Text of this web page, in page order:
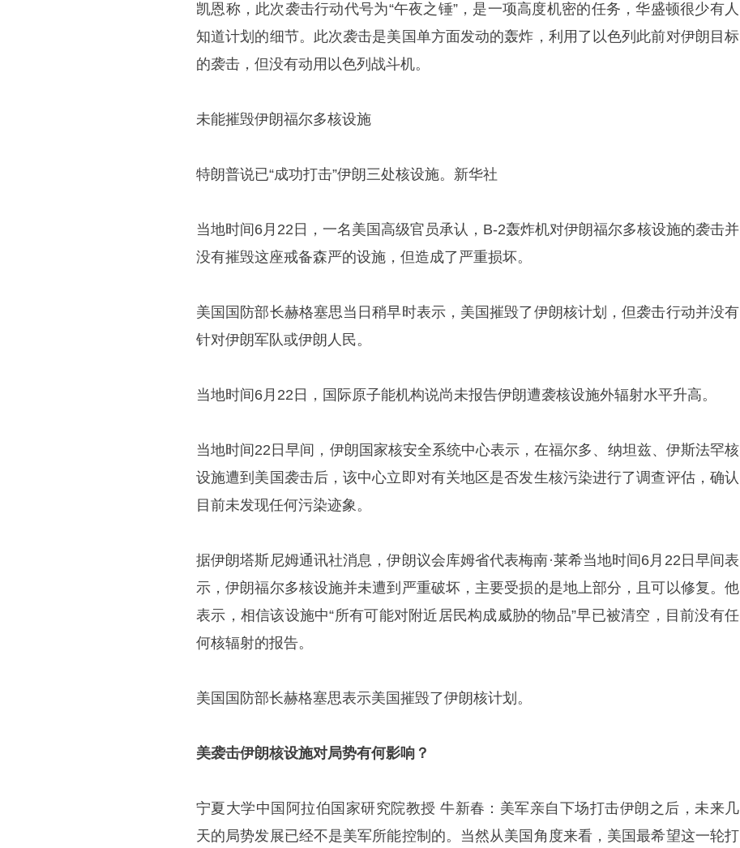
凯恩称，此次袭击行动代号为“午夜之锤”，是一项高度机密的任务，华盛顿很少有人
知道计划的细节。此次袭击是美国单方面发动的轰炸，利用了以色列此前对伊朗目标
的袭击，但没有动用以色列战斗机。
未能摧毁伊朗福尔多核设施
特朗普说已“成功打击”伊朗三处核设施。新华社
当地时间6月22日，一名美国高级官员承认，B-2轰炸机对伊朗福尔多核设施的袭击并
没有摧毁这座戒备森严的设施，但造成了严重损坏。
美国国防部长赫格塞思当日稍早时表示，美国摧毁了伊朗核计划，但袭击行动并没有
针对伊朗军队或伊朗人民。
当地时间6月22日，国际原子能机构说尚未报告伊朗遭袭核设施外辐射水平升高。
当地时间22日早间，伊朗国家核安全系统中心表示，在福尔多、纳坦兹、伊斯法罕核
设施遭到美国袭击后，该中心立即对有关地区是否发生核污染进行了调查评估，确认
目前未发现任何污染迹象。
据伊朗塔斯尼姆通讯社消息，伊朗议会库姆省代表梅南·莱希当地时间6月22日早间表
示，伊朗福尔多核设施并未遭到严重破坏，主要受损的是地上部分，且可以修复。他
表示，相信该设施中“所有可能对附近居民构成威胁的物品”早已被清空，目前没有任
何核辐射的报告。
美国国防部长赫格塞思表示美国摧毁了伊朗核计划。
美袭击伊朗核设施对局势有何影响？
宁夏大学中国阿拉伯国家研究院教授 牛新春：美军亲自下场打击伊朗之后，未来几
天的局势发展已经不是美军所能控制的。当然从美国角度来看，美国最希望这一轮打